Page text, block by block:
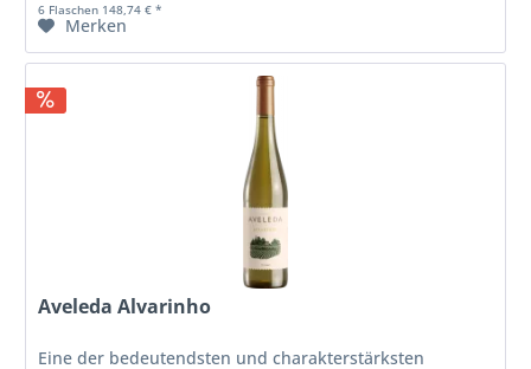
6 Flaschen 148,74 € *
Merken
Aveleda Alvarinho
Eine der bedeutendsten und charakterstärksten